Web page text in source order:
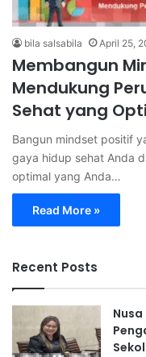
bila salsabila April 25,
Membangun
Mendukung
Sehat yang
Bangun mindset positif
gaya hidup sehat Anda
optimal yang Anda…
Read More »
Recent Posts